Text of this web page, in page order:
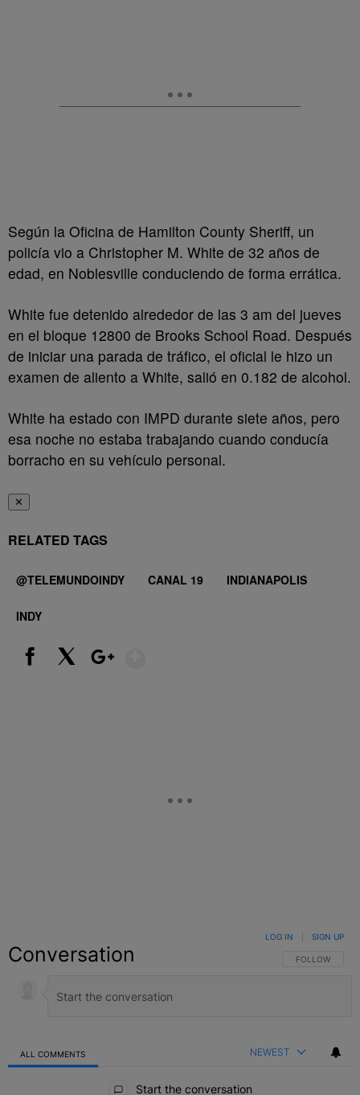
Según la Oficina de Hamilton County Sheriff, un
policía vio a Christopher M. White de 32 años de
edad, en Noblesville conduciendo de forma errática.
White fue detenido alrededor de las 3 am del jueves
en el bloque 12800 de Brooks School Road. Después
de iniciar una parada de tráfico, el oficial le hizo un
examen de aliento a White, salió en 0.182 de alcohol.
White ha estado con IMPD durante siete años, pero
esa noche no estaba trabajando cuando conducía
borracho en su vehículo personal.
✕
RELATED TAGS
@TELEMUNDOINDY CANAL 19 INDIANAPOLIS
INDY
Conversation FOLLOW THIS
FOLLOW
LOG IN SIGN UP
ALL COMMENTS NEWEST
Start the conversation